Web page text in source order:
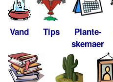
Vand Tips
Plante-
skemaer